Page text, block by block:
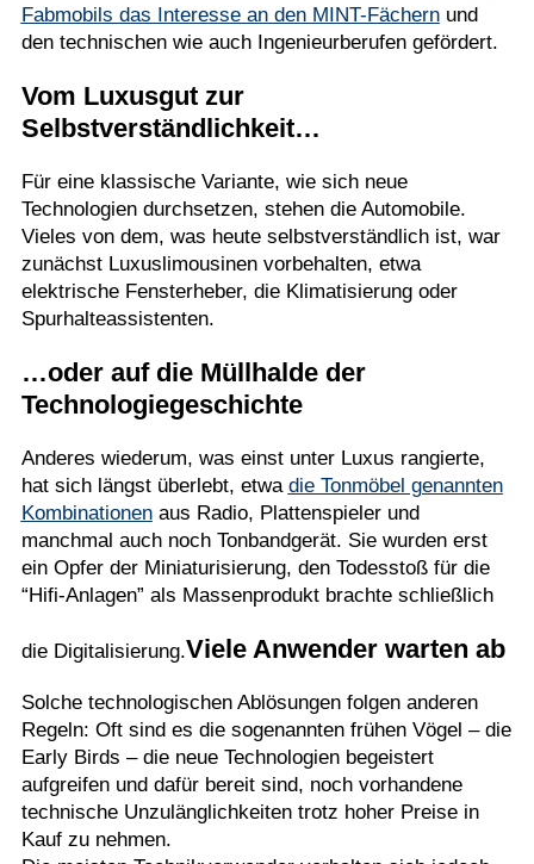
Fabmobils das Interesse an den MINT-Fächernund
den technischen wie auch Ingenieurberufen gefördert.
Vom Luxusgut zur
Selbstverständlichkeit…
Für eine klassische Variante, wie sich neue
Technologien durchsetzen, stehen die Automobile.
Vieles von dem, was heute selbstverständlich ist, war
zunächst Luxuslimousinen vorbehalten, etwa
elektrische Fensterheber, die Klimatisierung oder
Spurhalteassistenten.
…oder auf die Müllhalde der
Technologiegeschichte
Anderes wiederum, was einst unter Luxus rangierte,
hat sich längst überlebt, etwa die Tonmöbel genannten
Kombinationenaus Radio, Plattenspieler und
manchmal auch noch Tonbandgerät. Sie wurden erst
ein Opfer der Miniaturisierung, den Todesstoß für die
“Hifi-Anlagen” als Massenprodukt brachte schließlich
die Digitalisierung.Viele Anwender warten ab
Solche technologischen Ablösungen folgen anderen
Regeln: Oft sind es die sogenannten frühen Vögel – die
Early Birds – die neue Technologien begeistert
aufgreifen und dafür bereit sind, noch vorhandene
technische Unzulänglichkeiten trotz hoher Preise in
Kauf zu nehmen.